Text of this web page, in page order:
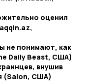
оценил
не понимают, как
Daily Beast, США)
внушив
(Salon, США)